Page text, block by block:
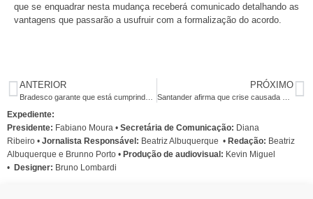
que se enquadrar nesta mudança receberá comunicado detalhando as
vantagens que passarão a usufruir com a formalização do acordo.
ANTERIOR PRÓXIMO
Expediente:
Presidente: Fabiano Moura • Secretária de Comunicação: Diana
Ribeiro • Jornalista Responsável: Beatriz Albuquerque • Redação: Beatriz
Albuquerque e Brunno Porto • Produção de audiovisual: Kevin Miguel
• Designer: Bruno Lombardi